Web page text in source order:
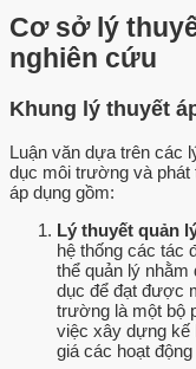
Cơ sở lý
nghiên cứu
Khung lý thuyết
Luận văn dựa trên các
dục môi trường và
áp dụng gồm:
Lý thuyết quản
hệ thống các tác
thể quản lý nhằm
dục để đạt được
trường là một bộ
việc xây dựng kế
giá các hoạt